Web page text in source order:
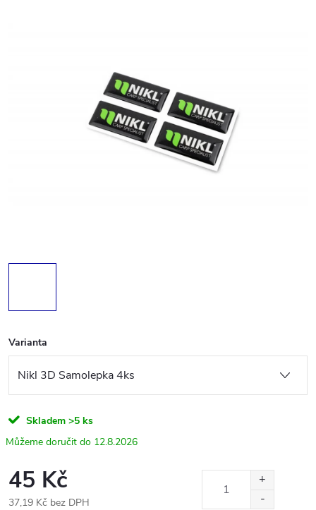
Varianta
Skladem >5 ks
12.8.2026
45 Kč
37,19 Kč bez DPH